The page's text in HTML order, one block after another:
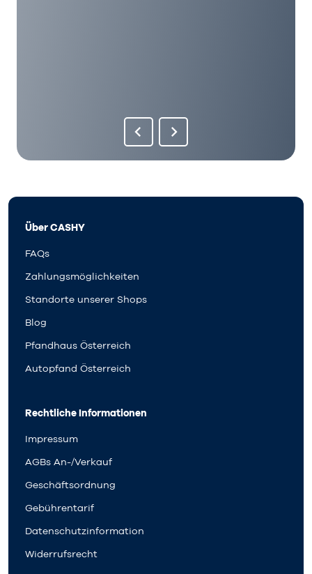
Über CASHY
FAQs
Zahlungsmöglichkeiten
Standorte unserer Shops
Blog
Pfandhaus Österreich
Autopfand Österreich
Rechtliche Informationen
Impressum
AGBs An-/Verkauf
Geschäftsordnung
Gebührentarif
Datenschutzinformation
Widerrufsrecht